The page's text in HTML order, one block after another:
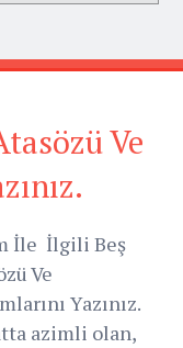
Ve
İle İlgili Beş
Ve
Yazınız.
azimli olan,